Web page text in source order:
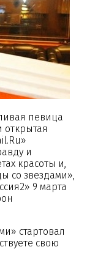
певица
открытая
и
красоты и,
со звездами»,
9 марта
стартовал
свою